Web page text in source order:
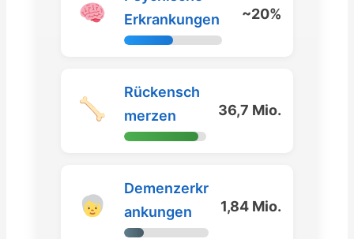
Erkrankungen
~20%
Rückensch
merzen
36,7 Mio.
Demenzerkr
ankungen
1,84 Mio.